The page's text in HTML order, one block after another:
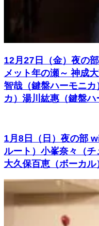
12月27日（金）夜の
メット年の瀬～ 神成
智哉（鍵盤ハーモニ
カ）湯川紘惠（鍵盤ハ
1月8日（日）夜の部
ルート）小峯奈々（チ
大久保百恵（ボーカル